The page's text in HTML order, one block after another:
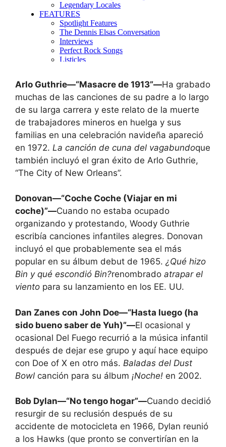
Arlo Guthrie—“Masacre de 1913”—Ha grabado
muchas de las canciones de su padre a lo largo
de su larga carrera y este relato de la muerte
de trabajadores mineros en huelga y sus
familias en una celebración navideña apareció
en 1972. La canción de cuna del vagabundoque
también incluyó el gran éxito de Arlo Guthrie,
“The City of New Orleans”.
Donovan—“Coche Coche (Viajar en mi
coche)”—Cuando no estaba ocupado
organizando y protestando, Woody Guthrie
escribía canciones infantiles alegres. Donovan
incluyó el que probablemente sea el más
popular en su álbum debut de 1965. ¿Qué hizo
Bin y qué escondió Bin?renombrado atrapar el
viento para su lanzamiento en los EE. UU.
Dan Zanes con John Doe—“Hasta luego (ha
sido bueno saber de Yuh)”—El ocasional y
ocasional Del Fuego recurrió a la música infantil
después de dejar ese grupo y aquí hace equipo
con Doe of X en otro más. Baladas del Dust
Bowl canción para su álbum ¡Noche! en 2002.
Bob Dylan—“No tengo hogar”—Cuando decidió
resurgir de su reclusión después de su
accidente de motocicleta en 1966, Dylan reunió
a los Hawks (que pronto se convertirían en la